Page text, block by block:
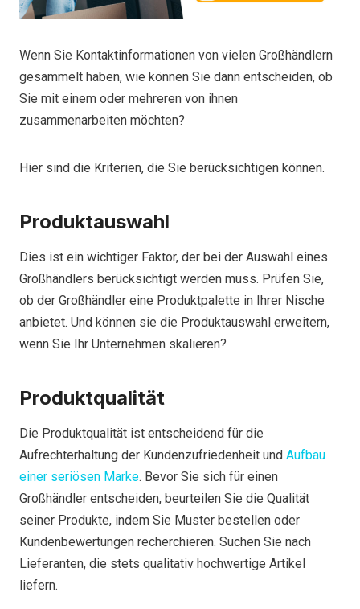
Wenn Sie Kontaktinformationen von vielen Großhändlern
gesammelt haben, wie können Sie dann entscheiden, ob
Sie mit einem oder mehreren von ihnen
zusammenarbeiten möchten?
Hier sind die Kriterien, die Sie berücksichtigen können.
Produktauswahl
Dies ist ein wichtiger Faktor, der bei der Auswahl eines
Großhändlers berücksichtigt werden muss. Prüfen Sie,
ob der Großhändler eine Produktpalette in Ihrer Nische
anbietet. Und können sie die Produktauswahl erweitern,
wenn Sie Ihr Unternehmen skalieren?
Produktqualität
Die Produktqualität ist entscheidend für die
Aufrechterhaltung der Kundenzufriedenheit und Aufbau
einer seriösen Marke. Bevor Sie sich für einen
Großhändler entscheiden, beurteilen Sie die Qualität
seiner Produkte, indem Sie Muster bestellen oder
Kundenbewertungen recherchieren. Suchen Sie nach
Lieferanten, die stets qualitativ hochwertige Artikel
liefern.